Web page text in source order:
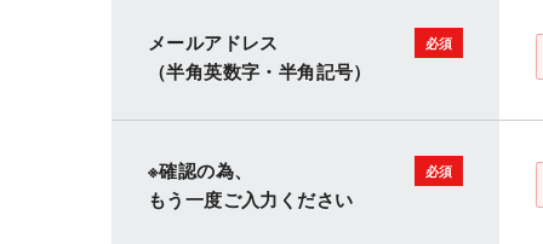
メールアドレス
（半角英数字・半角記号）
※確認の為、
もう一度ご入力ください